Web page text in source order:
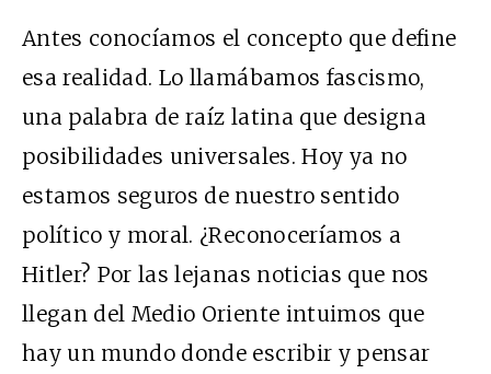
Antes conocíamos el concepto que define
esa realidad. Lo llamábamos fascismo,
una palabra de raíz latina que designa
posibilidades universales. Hoy ya no
estamos seguros de nuestro sentido
político y moral. ¿Reconoceríamos a
Hitler? Por las lejanas noticias que nos
llegan del Medio Oriente intuimos que
hay un mundo donde escribir y pensar